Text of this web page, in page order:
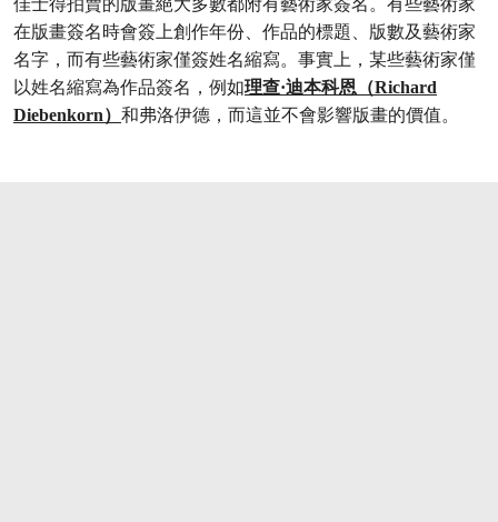
在版畫簽名時會簽上創作年份、作品的標題、版數及藝術家
名字，而有些藝術家僅簽姓名縮寫。事實上，某些藝術家僅
以姓名縮寫為作品簽名，例如理查·迪本科恩（Richard
Diebenkorn） 和弗洛伊德，而這並不會影響版畫的價值。